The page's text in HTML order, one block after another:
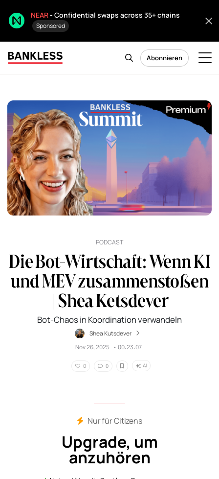
NEAR- Confidential swaps across 35+ chains
Sponsored
Abonnieren
PODCAST
Die Bot-Wirtschaft: Wenn KI
und MEV zusammenstoßen
| Shea Ketsdever
Bot-Chaos in Koordination verwandeln
Shea Kutsdever
Nov 26, 2025 • 00:23:07
0 0 AI
Nur für Citizens
Upgrade, um
anzuhören